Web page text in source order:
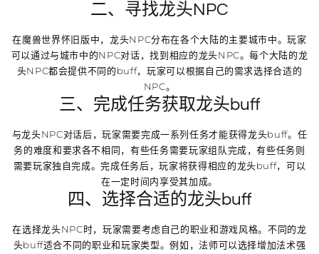
二、寻找龙头NPC
在魔兽世界怀旧版中，龙头NPC分布在各个大陆的主要城市中。玩家
可以通过与城市中的NPC对话，找到相应的龙头NPC。每个大陆的龙
头NPC都会提供不同的buff，玩家可以根据自己的需求选择合适的
NPC。
三、完成任务获取龙头buff
与龙头NPC对话后，玩家需要完成一系列任务才能获得龙头buff。任
务的难度和要求各不相同，有些任务需要玩家组队完成，有些任务则
需要玩家独自完成。完成任务后，玩家将获得相应的龙头buff，可以
在一定时间内享受其加成。
四、选择合适的龙头buff
在选择龙头NPC时，玩家需要考虑自己的职业和游戏风格。不同的龙
头buff适合不同的职业和玩家类型。例如，法师可以选择增加法术强